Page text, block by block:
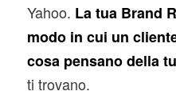
Yahoo. La tua Brand
modo in cui un
cosa pensano della
ti trovano.